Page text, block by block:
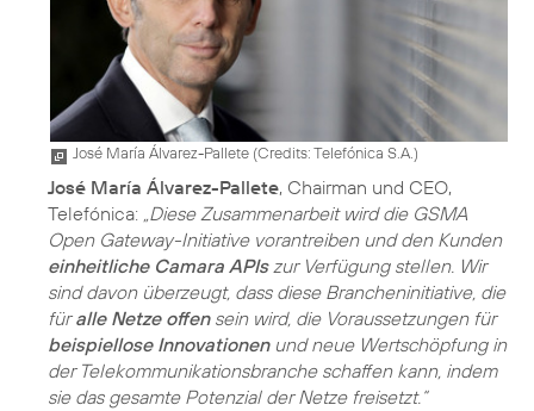
José María Álvarez-Pallete (Credits: Telefónica S.A.)
José María Álvarez-Pallete, Chairman und CEO,
Telefónica: „Diese Zusammenarbeit wird die GSMA
Open Gateway-Initiative vorantreiben und den Kunden
einheitliche Camara APIszur Verfügung stellen. Wir
sind davon überzeugt, dass diese Brancheninitiative, die
füralle Netze offensein wird, die Voraussetzungen für
beispiellose Innovationenund neue Wertschöpfung in
der Telekommunikationsbranche schaffen kann, indem
sie das gesamte Potenzial der Netze freisetzt.“